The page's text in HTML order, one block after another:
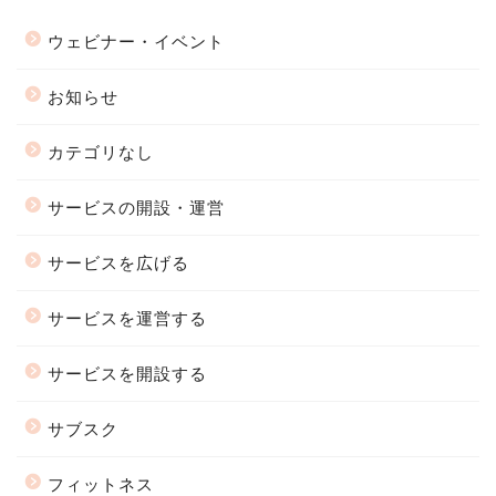
ウェビナー・イベント
お知らせ
カテゴリなし
サービスの開設・運営
サービスを広げる
サービスを運営する
サービスを開設する
サブスク
フィットネス